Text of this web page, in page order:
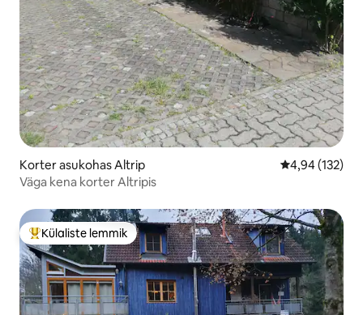
Korter asukohas Altrip Keskmine
4,94 (132)
Väga kena korter Altripis
Külaliste suur lemmik
Külaliste lemmik